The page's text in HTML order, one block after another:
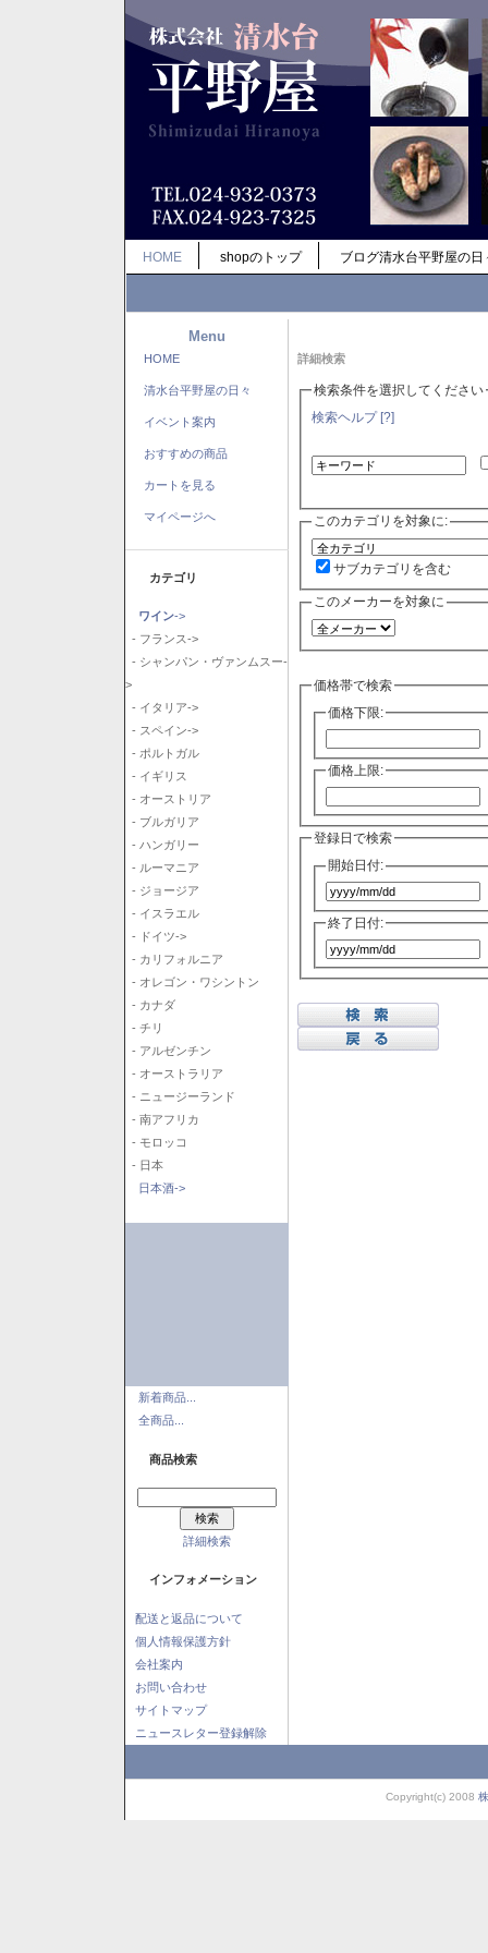
HOME shopのトップ ブログ清水台平野屋の日
Menu
HOME
清水台平野屋の日々
イベント案内
おすすめの商品
カートを見る
マイページへ
カテゴリ
ワイン->
- フランス->
- シャンパン・ヴァンムスー-
>
- イタリア->
- スペイン->
- ポルトガル
- イギリス
- オーストリア
- ブルガリア
- ハンガリー
- ルーマニア
- ジョージア
- イスラエル
- ドイツ->
- カリフォルニア
- オレゴン・ワシントン
- カナダ
- チリ
- アルゼンチン
- オーストラリア
- ニュージーランド
- 南アフリカ
- モロッコ
- 日本
日本酒->
新着商品...
全商品...
商品検索
詳細検索
インフォメーション
配送と返品について
個人情報保護方針
会社案内
お問い合わせ
サイトマップ
ニュースレター登録解除
詳細検索
検索条件を選択してください
検索ヘルプ [?]
このカテゴリを対象に:
サブカテゴリを含む
このメーカーを対象に
価格帯で検索
価格下限:
価格上限:
登録日で検索
開始日付:
終了日付:
Copyright(c) 2008